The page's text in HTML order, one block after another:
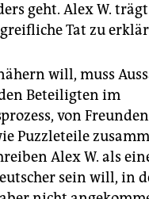
geht. Alex W.
Tat zu
will, muss
Beteiligten im
von
Puzzleteile
Alex W. als
sein will, in